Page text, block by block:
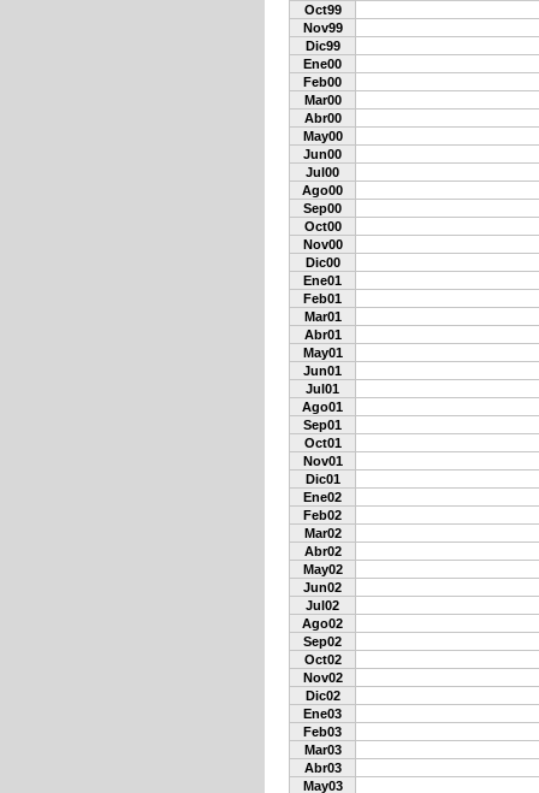
Oct99
Nov99
Dic99
Ene00
Feb00
Mar00
Abr00
May00
Jun00
Jul00
Ago00
Sep00
Oct00
Nov00
Dic00
Ene01
Feb01
Mar01
Abr01
May01
Jun01
Jul01
Ago01
Sep01
Oct01
Nov01
Dic01
Ene02
Feb02
Mar02
Abr02
May02
Jun02
Jul02
Ago02
Sep02
Oct02
Nov02
Dic02
Ene03
Feb03
Mar03
Abr03
May03